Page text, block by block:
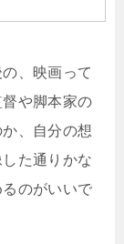
、映画って
や脚本家の
、自分の想
た通りかな
のがいいで